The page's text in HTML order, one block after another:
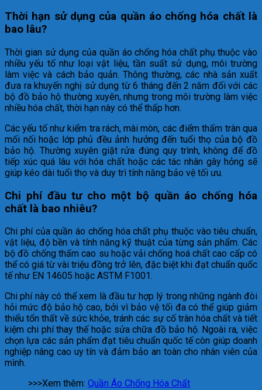
Thời hạn sử dụng của quần áo chống hóa chất là
bao lâu?
Thời gian sử dụng của quần áo chống hóa chất phụ thuộc vào
nhiều yếu tố như loại vật liệu, tần suất sử dụng, môi trường
làm việc và cách bảo quản. Thông thường, các nhà sản xuất
đưa ra khuyến nghị sử dụng từ 6 tháng đến 2 năm đối với các
bộ đồ bảo hộ thường xuyên, nhưng trong môi trường làm việc
nhiều hóa chất, thời hạn này có thể thấp hơn.
Các yếu tố như kiểm tra rách, mài mòn, các điểm thấm tràn qua
mối nối hoặc lớp phủ đều ảnh hưởng đến tuổi thọ của bộ đồ
bảo hộ. Thường xuyên giặt rửa đúng quy trình, không để đồ
tiếp xúc quá lâu với hóa chất hoặc các tác nhân gây hỏng sẽ
giúp kéo dài tuổi thọ và duy trì tính năng bảo vệ tối ưu.
Chi phí đầu tư cho một bộ quần áo chống hóa
chất là bao nhiêu?
Chi phí của quần áo chống hóa chất phụ thuộc vào tiêu chuẩn,
vật liệu, độ bền và tính năng kỹ thuật của từng sản phẩm. Các
bộ đồ chống thấm cao su hoặc vải chống hoá chất cao cấp có
thể có giá từ vài triệu đồng trở lên, đặc biệt khi đạt chuẩn quốc
tế như EN 14605 hoặc ASTM F1001.
Chi phí này có thể xem là đầu tư hợp lý trong những ngành đòi
hỏi mức độ bảo hộ cao, bởi vì bảo vệ tối đa có thể giúp giảm
thiểu tổn thất về sức khỏe, tránh các sự cố tràn hóa chất và tiết
kiệm chi phí thay thế hoặc sửa chữa đồ bảo hộ. Ngoài ra, việc
chọn lựa các sản phẩm đạt tiêu chuẩn quốc tế còn giúp doanh
nghiệp nâng cao uy tín và đảm bảo an toàn cho nhân viên của
mình.
>>>Xem thêm: Quần Áo Chống Hóa Chất